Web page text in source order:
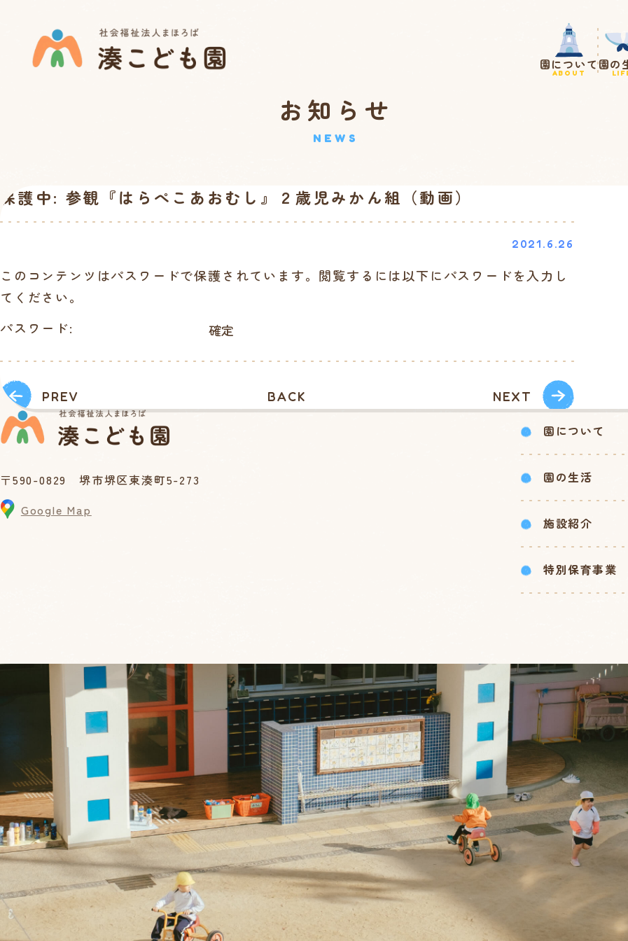
園について
ABOUT
園の
お知らせ
NEWS
保護中: 参観『はらぺこあおむし』２歳児みかん組（動画）
2021.6.26
このコンテンツはパスワードで保護されています。閲覧するには以下にパスワードを入力し
てください。
パスワード:
BACK
PREV NEXT
〒590-0829 堺市堺区東湊町5-273
Google Map
園について
園の生活
施設紹介
特別保育事業